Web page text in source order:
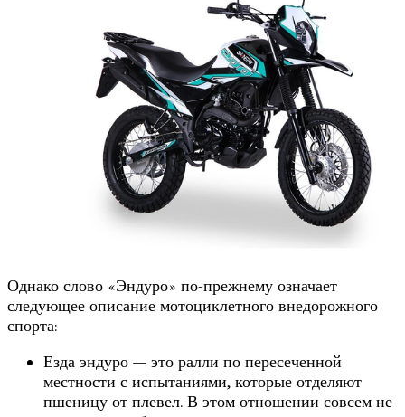
Однако слово «Эндуро» по-прежнему означает
следующее описание мотоциклетного внедорожного
спорта:
Езда эндуро — это ралли по пересеченной
местности с испытаниями, которые отделяют
пшеницу от плевел. В этом отношении совсем не